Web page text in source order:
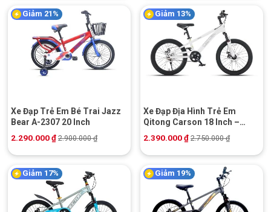
Giảm 21%
Xe Đạp Trẻ Em Bé Trai Jazz
Bear A-2307 20 Inch
2.290.000₫ 2.900.000₫
Giảm 13%
Xe Đạp Địa Hình Trẻ Em
Qitong Carson 18 Inch –
Phanh Đĩa Cơ
2.390.000₫ 2.750.000₫
Giảm 17% Giảm 19%